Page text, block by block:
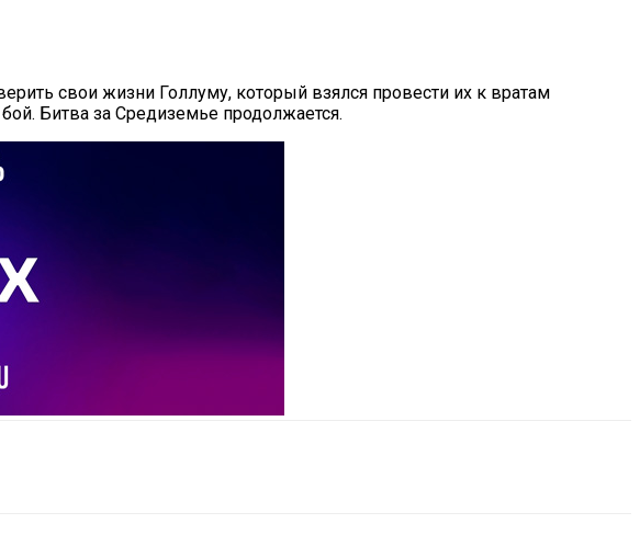
свои жизни Голлуму, который взялся провести их к вратам
Битва за Средиземье продолжается.